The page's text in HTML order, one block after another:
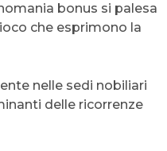
bonus si palesa
che esprimono la
nelle sedi nobiliari
delle ricorrenze